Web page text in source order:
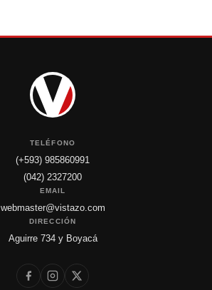
TELÉFONO
(+593) 985860991
(042) 2327200
EMAIL
webmaster@vistazo.com
DIRECCIÓN
Aguirre 734 y Boyacá